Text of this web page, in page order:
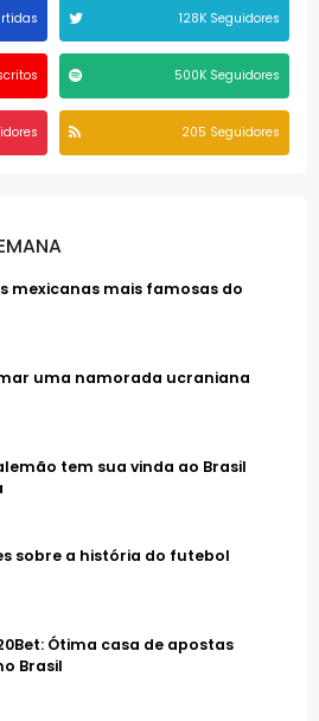
128K Seguidores
500K Seguidores
205 Seguidores
mexicanas mais famosas do
uma namorada ucraniana
tem sua vinda ao Brasil
sobre a história do futebol
Ótima casa de apostas
Brasil